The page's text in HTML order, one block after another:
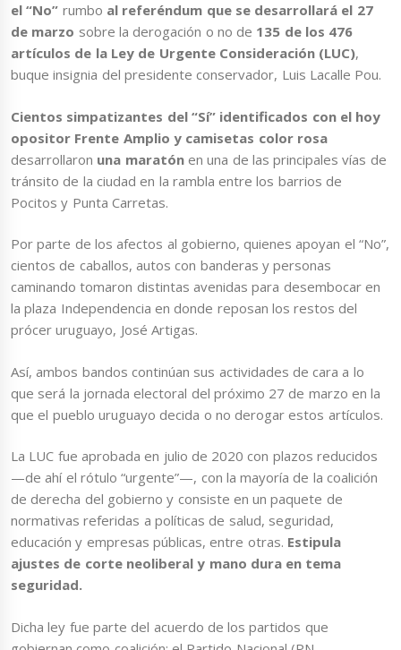
el “No” rumbo al referéndum que se desarrollará el 27
de marzo sobre la derogación o no de 135 de los 476
artículos de la Ley de Urgente Consideración (LUC),
buque insignia del presidente conservador, Luis Lacalle Pou.
Cientos simpatizantes del “Sí” identificados con el hoy
opositor Frente Amplio y camisetas color rosa
desarrollaron una maratónen una de las principales vías de
tránsito de la ciudad en la rambla entre los barrios de
Pocitos y Punta Carretas.
Por parte de los afectos al gobierno, quienes apoyan el “No”,
cientos de caballos, autos con banderas y personas
caminando tomaron distintas avenidas para desembocar en
la plaza Independencia en donde reposan los restos del
prócer uruguayo, José Artigas.
Así, ambos bandos continúan sus actividades de cara a lo
que será la jornada electoral del próximo 27 de marzo en la
que el pueblo uruguayo decida o no derogar estos artículos.
La LUC fue aprobada en julio de 2020 con plazos reducidos
—de ahí el rótulo “urgente”—, con la mayoría de la coalición
de derecha del gobierno y consiste en un paquete de
normativas referidas a políticas de salud, seguridad,
educación y empresas públicas, entre otras. Estipula
ajustes de corte neoliberal y mano dura en tema
seguridad.
Dicha ley fue parte del acuerdo de los partidos que